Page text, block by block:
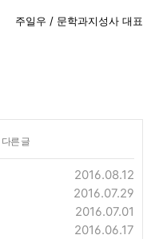
주일우 / 문학과지성사 대표
른 글
2016.08.12
2016.07.29
2016.07.01
2016.06.17